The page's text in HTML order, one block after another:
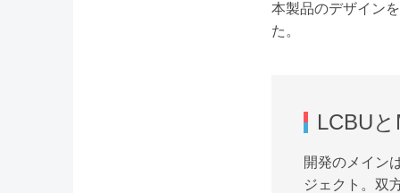
本製品のデザイン
た。
LCBU
開発のメイン
ジェクト。双